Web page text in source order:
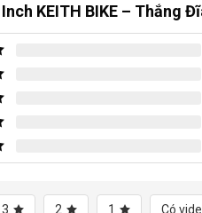
KEITH BIKE – Thắng
3 2 1 Có